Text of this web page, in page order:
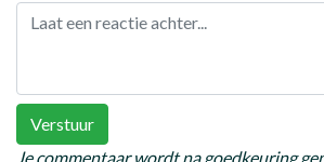
Verstuur
Je commentaar wordt na goedkeuring